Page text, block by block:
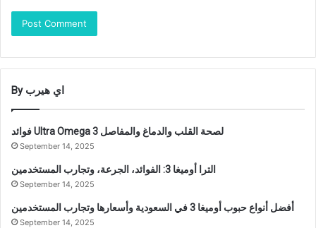
By اي هيرب
فوائد Ultra Omega 3 لصحة القلب والدماغ والمفاصل
September 14, 2025
الترا أوميغا 3: الفوائد، الجرعة، وتجارب المستخدمين
September 14, 2025
أفضل أنواع حبوب أوميغا 3 في السعودية وأسعارها وتجارب المستخدمين
September 14, 2025